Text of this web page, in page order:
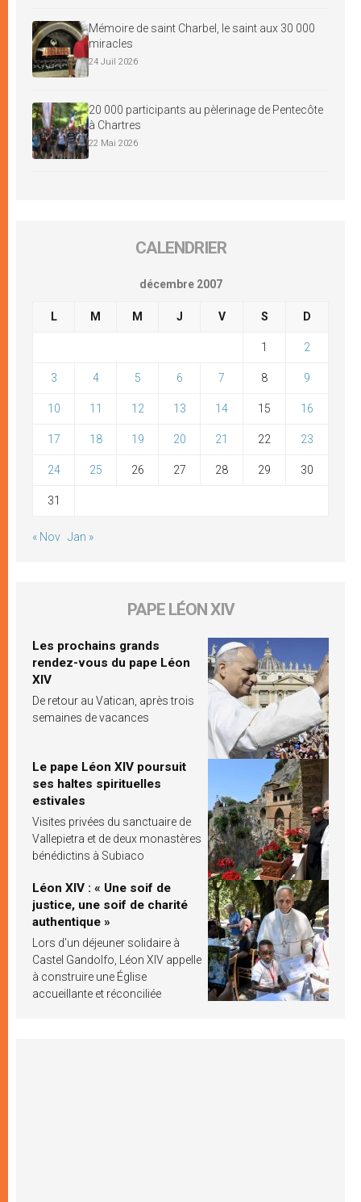
Mémoire de saint Charbel, le saint aux 30 000
miracles
24 Juil 2026
20 000 participants au pèlerinage de Pentecôte
à Chartres
22 Mai 2026
CALENDRIER
décembre 2007
L M M J V S D
1 2
3 4 5 6 7 8 9
10 11 12 13 14 15 16
17 18 19 20 21 22 23
24 25 26 27 28 29 30
31
« Nov Jan »
PAPE LÉON XIV
Les prochains grands
rendez-vous du pape Léon
XIV
De retour au Vatican, après trois
semaines de vacances
Le pape Léon XIV poursuit
ses haltes spirituelles
estivales
Visites privées du sanctuaire de
Vallepietra et de deux monastères
bénédictins à Subiaco
Léon XIV : « Une soif de
justice, une soif de charité
authentique »
Lors d’un déjeuner solidaire à
Castel Gandolfo, Léon XIV appelle
à construire une Église
accueillante et réconciliée